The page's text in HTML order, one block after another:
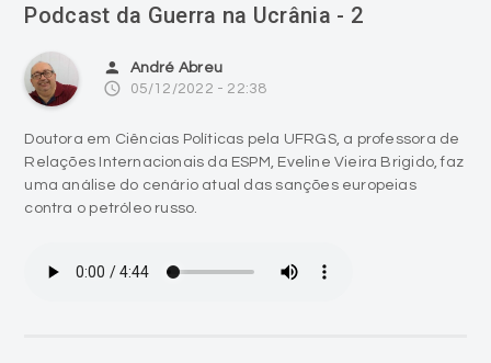
Podcast da Guerra na Ucrânia - 2
person André Abreu
access_time 05/12/2022 - 22:38
Doutora em Ciências Políticas pela UFRGS, a professora de
Relações Internacionais da ESPM, Eveline Vieira Brigido, faz
uma análise do cenário atual das sanções europeias
contra o petróleo russo.